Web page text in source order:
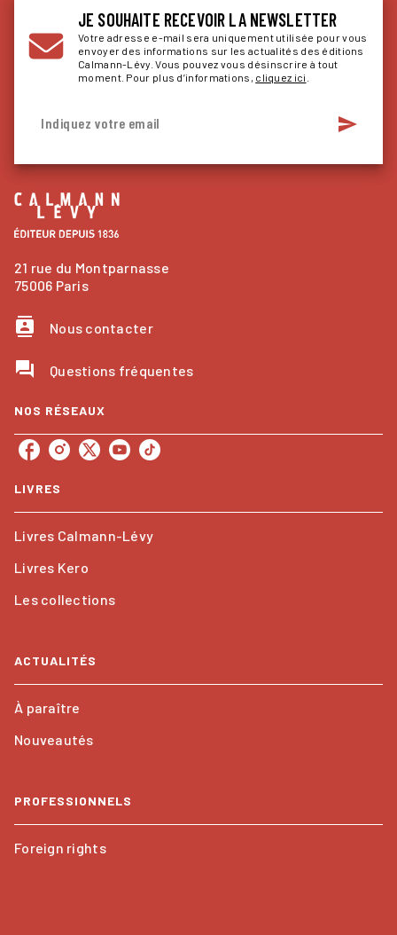
JE SOUHAITE RECEVOIR LA NEWSLETTER
Votre adresse e-mail sera uniquement utilisée pour vous
envoyer des informations sur les actualités des éditions
Calmann-Lévy. Vous pouvez vous désinscrire à tout
moment. Pour plus d’informations, cliquez ici
Indiquez votre email send
21 rue du Montparnasse
75006 Paris
contacts Nous contacter
question_answer Questions fréquentes
NOS RÉSEAUX
LIVRES
Livres Calmann-Lévy
Livres Kero
Les collections
ACTUALITÉS
À paraître
Nouveautés
PROFESSIONNELS
Foreign rights